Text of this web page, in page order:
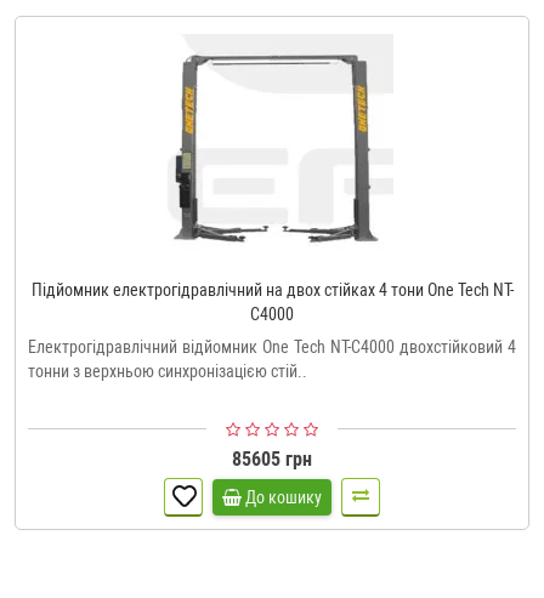
Підйомник електрогідравлічний на двох стійках 4 тони One Tech NT-
C4000
Електрогідравлічний відйомник One Tech NT-C4000 двохстійковий 4
тонни з верхньою синхронізацією стій..
85605 грн
До кошику